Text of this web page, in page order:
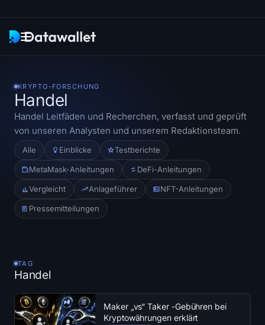
Research
ETF-Tracker
Bitcoin-ETFs
Ethereum-ETFs
Solana-ETFs
Treasuries
Bitcoin Treasuries
KRYPTO-FORSCHUNG
Handel
Handel Leitfäden und Recherchen, verfasst und geprüft
von unseren Analysten und unserem Redaktionsteam.
Alle Einblicke Testberichte
MetaMask-Anleitungen DeFi-Anleitungen
Vergleicht Anlageführer NFT-Anleitungen
Pressemitteilungen
TAG
Handel
Maker „vs“ Taker -Gebühren bei
Kryptowährungen erklärt